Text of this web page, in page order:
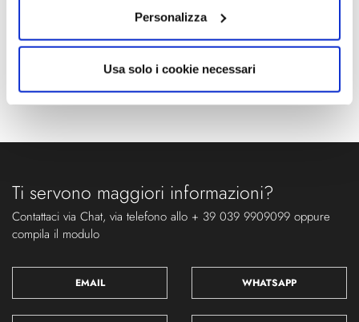
Personalizza
Usa solo i cookie necessari
Ti servono maggiori informazioni?
Contattaci via Chat, via telefono allo + 39 039 9909099 oppure
compila il modulo
EMAIL WHATSAPP